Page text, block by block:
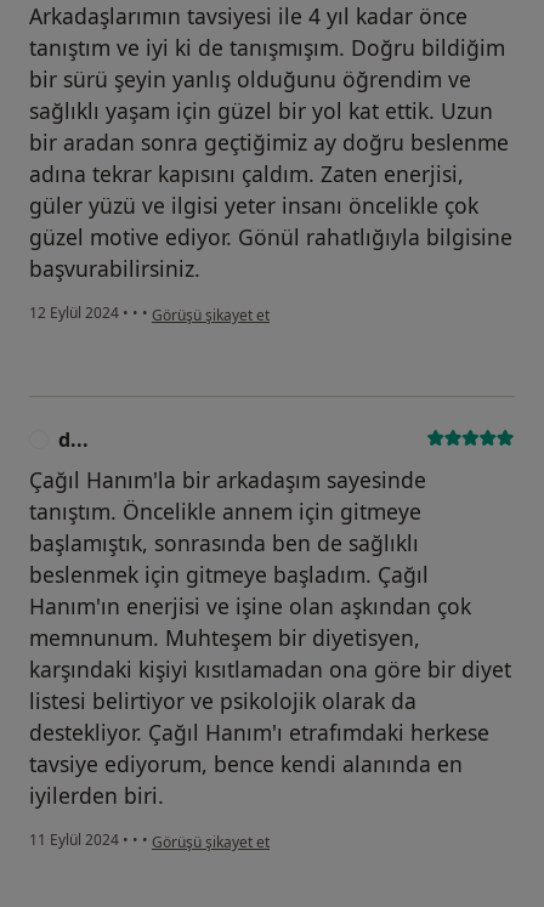
Arkadaşlarımın tavsiyesi ile 4 yıl kadar önce
tanıştım ve iyi ki de tanışmışım. Doğru bildiğim
bir sürü şeyin yanlış olduğunu öğrendim ve
sağlıklı yaşam için güzel bir yol kat ettik. Uzun
bir aradan sonra geçtiğimiz ay doğru beslenme
adına tekrar kapısını çaldım. Zaten enerjisi,
güler yüzü ve ilgisi yeter insanı öncelikle çok
güzel motive ediyor. Gönül rahatlığıyla bilgisine
başvurabilirsiniz.
12 Eylül 2024 • • • kullanıcının görüşüne göre b...
Görüşü şikayet et
d...
Çağıl Hanım'la bir arkadaşım sayesinde
tanıştım. Öncelikle annem için gitmeye
başlamıştık, sonrasında ben de sağlıklı
beslenmek için gitmeye başladım. Çağıl
Hanım'ın enerjisi ve işine olan aşkından çok
memnunum. Muhteşem bir diyetisyen,
karşındaki kişiyi kısıtlamadan ona göre bir diyet
listesi belirtiyor ve psikolojik olarak da
destekliyor. Çağıl Hanım'ı etrafımdaki herkese
tavsiye ediyorum, bence kendi alanında en
iyilerden biri.
11 Eylül 2024 • • • kullanıcının görüşüne göre d...
Görüşü şikayet et